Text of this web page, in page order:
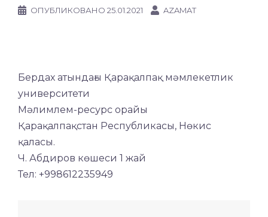
ОПУБЛИКОВАНО 25.01.2021 AZAMAT
Бердах атындағы Қарақалпақ мәмлекетлик
университети
Мәлимлем-ресурс орайы
Қарақалпақстан Республикасы, Нөкис
қаласы.
Ч. Абдиров көшеси 1 жай
Тел: +998612235949